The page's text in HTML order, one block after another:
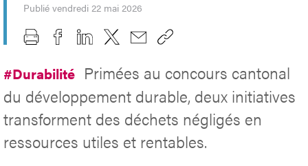
Publié vendredi 22 mai 2026
#Durabilité Primées au concours cantonal
du développement durable, deux initiatives
transforment des déchets négligés en
ressources utiles et rentables.